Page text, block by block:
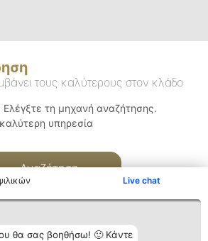
Live chat
θα σας βοηθήσω! 🙂 Κάντε
τους καλύτερους στον κλάδο
Ελέγξτε τη μηχανή αναζήτησης.
υπηρεσία
Αναζήτηση